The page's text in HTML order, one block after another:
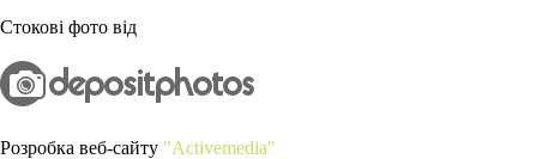
Стокові фото від
Розробка веб-сайту "Activemedia"